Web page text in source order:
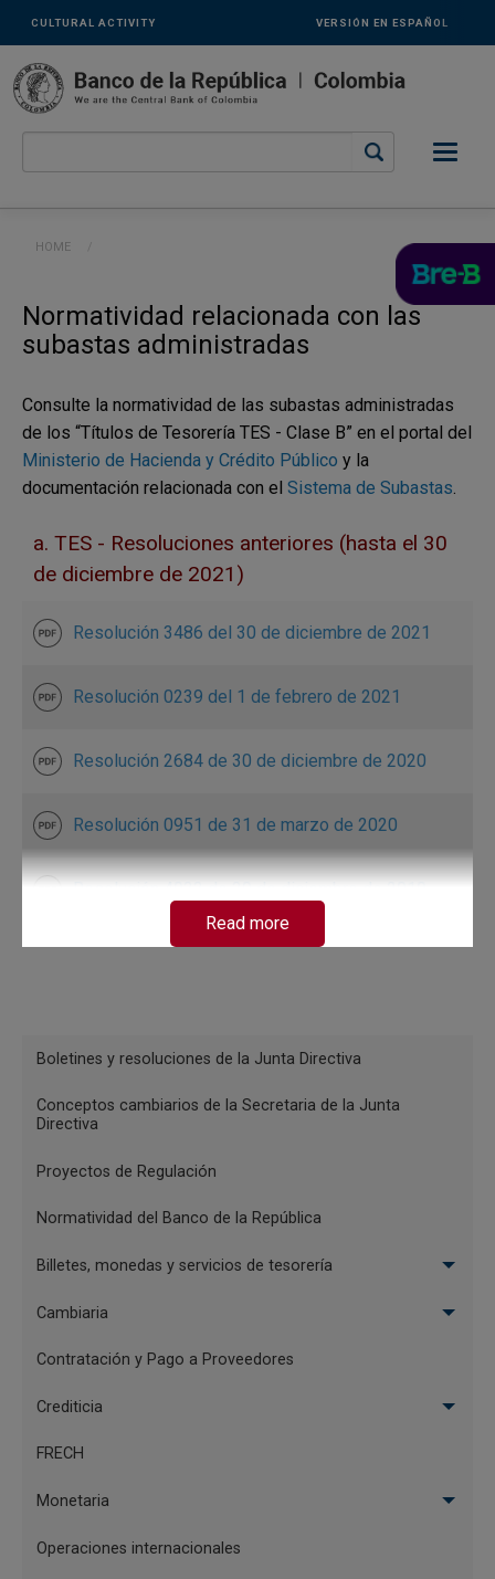
Links
secundarios
-
ENG
CULTURAL ACTIVITY VERSIÓN EN ESPAÑOL
Breadcrumb
HOME
Normatividad relacionada con las
subastas administradas
Consulte la normatividad de las subastas administradas
de los “Títulos de Tesorería TES - Clase B” en el portal del
Ministerio de Hacienda y Crédito Público y la
documentación relacionada con el Sistema de Subastas
a. TES - Resoluciones anteriores (hasta el 30
de diciembre de 2021)
Resolución 3486 del 30 de diciembre de 2021
Resolución 0239 del 1 de febrero de 2021
Resolución 2684 de 30 de diciembre de 2020
Resolución 0951 de 31 de marzo de 2020
Resolución 4933 de 30 de diciembre de 2019
Resolución 4211 del 14 de noviembre de 2019
Resolución 4490 del 29 de diciembre de 2017
Resolución 4485 del 29 de diciembre de 2017
Resolución 4705 del 30 de diciembre de 2016
Resolución 4839 del 29 de diciembre de 2015
Read more
Menu
Boletines y resoluciones de la Junta Directiva
Conceptos cambiarios de la Secretaria de la Junta
Directiva
Proyectos de Regulación
Normatividad del Banco de la República
Billetes, monedas y servicios de tesorería
Cambiaria
Contratación y Pago a Proveedores
Crediticia
FRECH
Monetaria
Operaciones internacionales